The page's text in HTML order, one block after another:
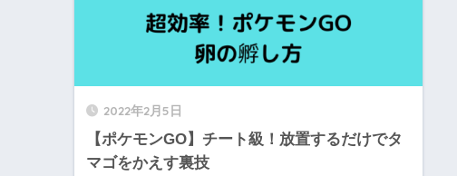
2022年2月5日
【ポケモンGO】チート級！放置するだけでタ
マゴをかえす裏技